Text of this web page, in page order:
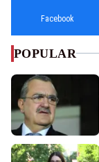
Facebook
POPULAR